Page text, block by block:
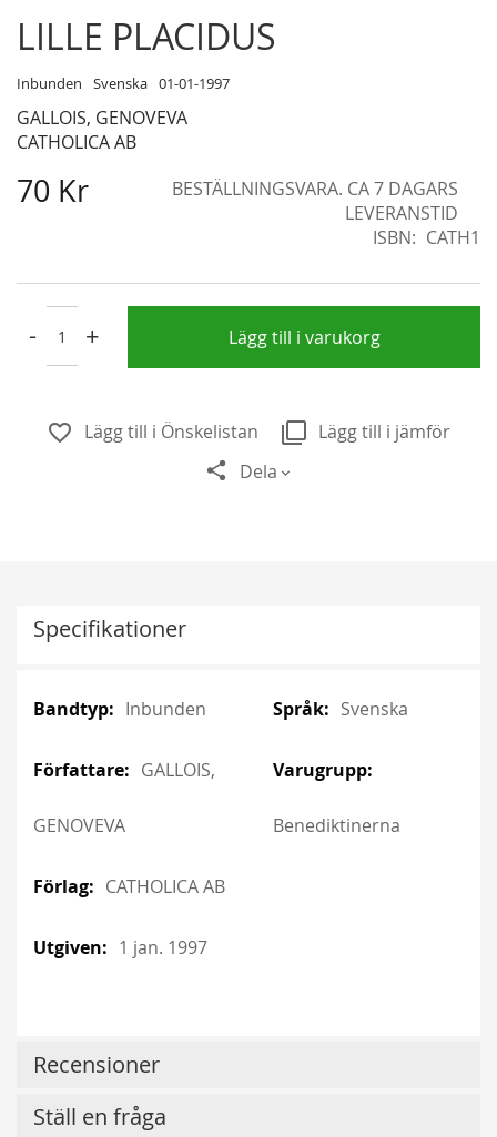
LILLE PLACIDUS
Inbunden Svenska 01-01-1997
GALLOIS, GENOVEVA
CATHOLICA AB
70 Kr
BESTÄLLNINGSVARA. CA 7 DAGARS
LEVERANSTID
ISBN
CATH1
- + Lägg till i varukorg
Lägg till i Önskelistan
Lägg till i jämför
Dela
Skip
to
beginning
of
the
gallery
Specifikationer
InformationInbunden
GALLOIS,
GENOVEVA
CATHOLICA AB
1 jan. 1997
InformationSvenska
Benediktinerna
Recensioner
Ställ en fråga